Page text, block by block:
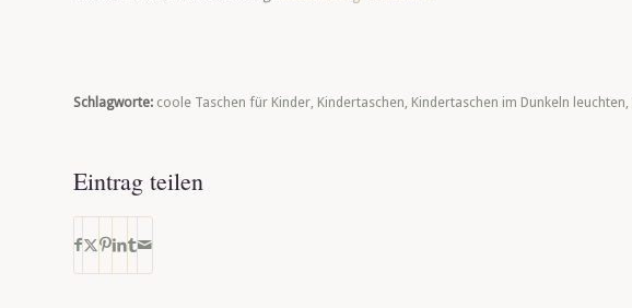
Schlagworte: coole Taschen für Kinder, Kindertaschen, Kindertaschen im Dunkeln leuchten,
Eintrag teilen